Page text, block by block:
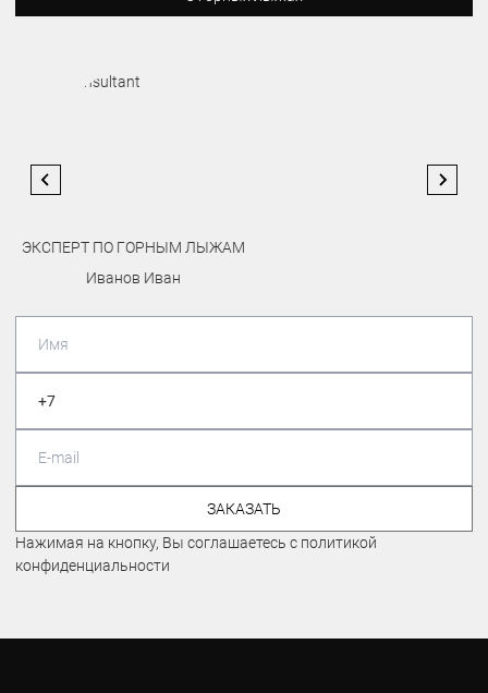
ЛЫЖНИК-ЛЮБИТЕЛЬ
ЗАКАЗАТЬ
Нажимая на кнопку, Вы соглашаетесь с политикой
конфиденциальности